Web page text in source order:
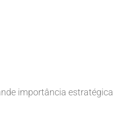
importância estratégica